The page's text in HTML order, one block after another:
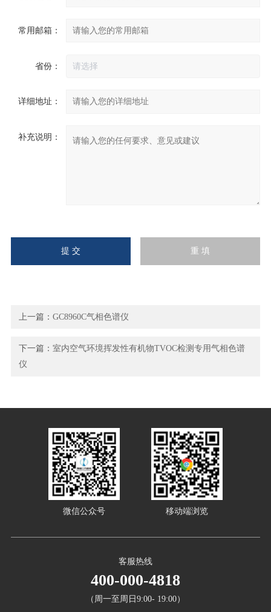
常用邮箱：
省份：
详细地址：
补充说明：
上一篇：GC8960C气相色谱仪
下一篇：室内空气环境挥发性有机物TVOC检测专用气相色谱
仪
客服热线
400-000-4818
（周一至周日9:00- 19:00）
微信公众号 移动端浏览